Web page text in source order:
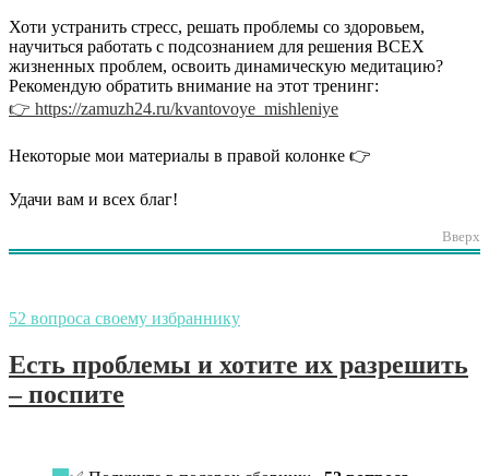
Хоти устранить стресс, решать проблемы со здоровьем,
научиться работать с подсознанием для решения ВСЕХ
жизненных проблем, освоить динамическую медитацию?
Рекомендую обратить внимание на этот тренинг:
👉 https://zamuzh24.ru/kvantovoye_mishleniye
Некоторые мои материалы в правой колонке 👉
Удачи вам и всех благ!
Вверх
52 вопроса своему избраннику
Есть проблемы и хотите их разрешить
– поспите